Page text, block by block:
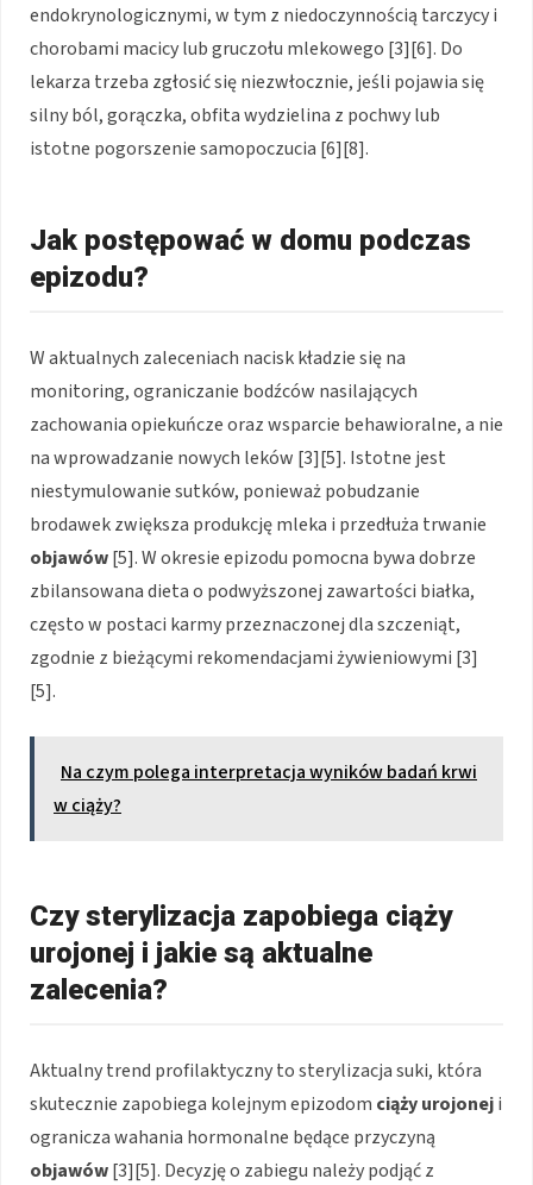
endokrynologicznymi, w tym z niedoczynnością tarczycy i
chorobami macicy lub gruczołu mlekowego [3][6]. Do
lekarza trzeba zgłosić się niezwłocznie, jeśli pojawia się
silny ból, gorączka, obfita wydzielina z pochwy lub
istotne pogorszenie samopoczucia [6][8].
Jak postępować w domu podczas
epizodu?
W aktualnych zaleceniach nacisk kładzie się na
monitoring, ograniczanie bodźców nasilających
zachowania opiekuńcze oraz wsparcie behawioralne, a nie
na wprowadzanie nowych leków [3][5]. Istotne jest
niestymulowanie sutków, ponieważ pobudzanie
brodawek zwiększa produkcję mleka i przedłuża trwanie
objawów[5]. W okresie epizodu pomocna bywa dobrze
zbilansowana dieta o podwyższonej zawartości białka,
często w postaci karmy przeznaczonej dla szczeniąt,
zgodnie z bieżącymi rekomendacjami żywieniowymi [3]
[5].
Na czym polega interpretacja wyników badań krwi
w ciąży?
Czy sterylizacja zapobiega ciąży
urojonej i jakie są aktualne
zalecenia?
Aktualny trend profilaktyczny to sterylizacja suki, która
skutecznie zapobiega kolejnym epizodom ciąży urojoneji
ogranicza wahania hormonalne będące przyczyną
objawów[3][5]. Decyzję o zabiegu należy podjąć z